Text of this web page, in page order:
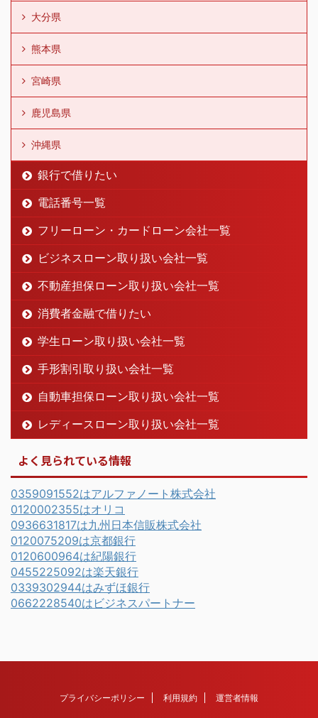
大分県
熊本県
宮崎県
鹿児島県
沖縄県
銀行で借りたい
電話番号一覧
フリーローン・カードローン会社一覧
ビジネスローン取り扱い会社一覧
不動産担保ローン取り扱い会社一覧
消費者金融で借りたい
学生ローン取り扱い会社一覧
手形割引取り扱い会社一覧
自動車担保ローン取り扱い会社一覧
レディースローン取り扱い会社一覧
よく見られている情報
0359091552はアルファノート株式会社
0120002355はオリコ
0936631817は九州日本信販株式会社
0120075209は京都銀行
0120600964は紀陽銀行
0455225092は楽天銀行
0339302944はみずほ銀行
0662228540はビジネスパートナー
プライバシーポリシー 利用規約 運営者情報